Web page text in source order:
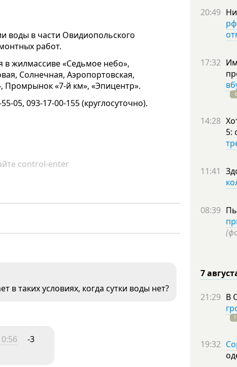
воды в части Овидиопольского
работ.
в жилмассиве «Седьмое небо»,
Солнечная, Аэропортовская,
Промрынок «7-й км», «Эпицентр».
05, 093-17-00-155 (круглосуточно).
control-enter
в таких условиях, когда сутки воды нет?
-3
20:49
17:32
6
14:28
5:
11:41
08:39
7
21:29 В
19:32